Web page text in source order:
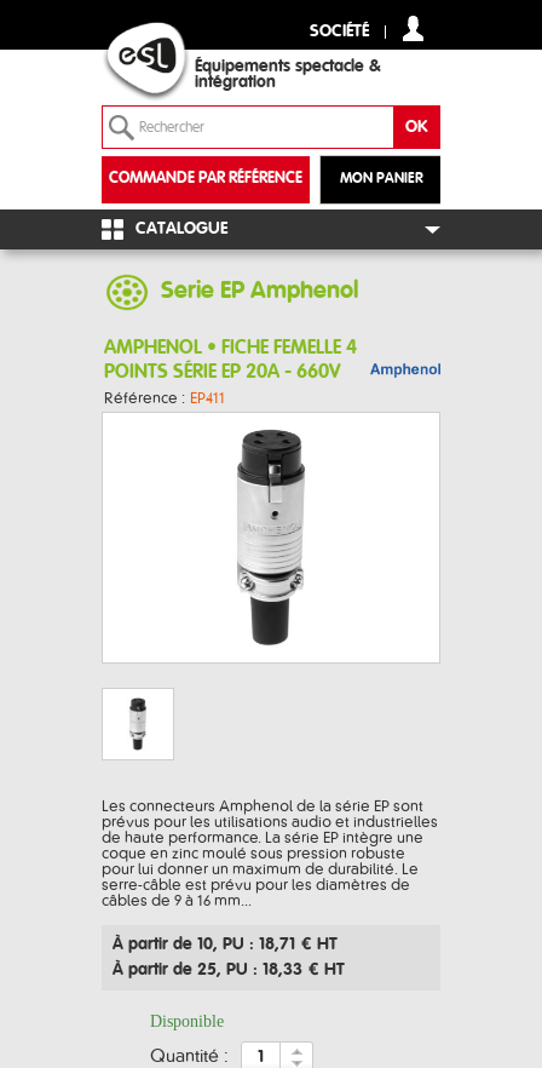
SOCIÉTÉ
Équipements spectacle &
intégration
MON PANIER
COMMANDE PAR RÉFÉRENCE
+
CATALOGUE
Serie EP Amphenol
AMPHENOL • FICHE FEMELLE 4
POINTS SÉRIE EP 20A - 660V
Référence : EP411
Les connecteurs Amphenol de la série EP sont
prévus pour les utilisations audio et industrielles
de haute performance. La série EP intègre une
coque en zinc moulé sous pression robuste
pour lui donner un maximum de durabilité. Le
serre-câble est prévu pour les diamètres de
câbles de 9 à 16 mm...
À partir de 10, PU : 18,71 € HT
À partir de 25, PU : 18,33 € HT
Disponible
quantité :